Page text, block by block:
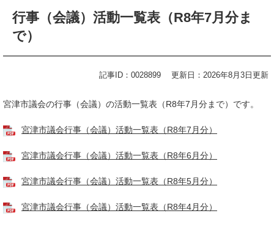
行事（会議）活動一覧表（R8年7月分ま
で）
記事ID：0028899 更新日：2026年8月3日更新
宮津市議会の行事（会議）の活動一覧表（R8年7月分まで）です。​
宮津市議会行事（会議）活動一覧表（R8年7月分）
宮津市議会行事（会議）活動一覧表（R8年6月分）
宮津市議会行事（会議）活動一覧表（R8年5月分）
宮津市議会行事（会議）活動一覧表（R8年4月分）